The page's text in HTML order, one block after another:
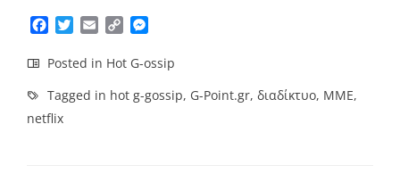
Facebook
TwitterEmailCopy
Posted in Hot G-ossip
Tagged in hot g-gossip, G-Point.gr, διαδίκτυο, ΜΜΕ,
netflix